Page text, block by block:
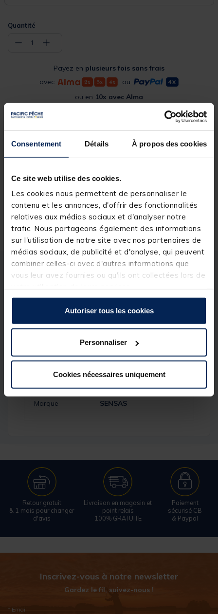
Consentement Détails À propos des cookies
Ce site web utilise des cookies.
Les cookies nous permettent de personnaliser le
contenu et les annonces, d'offrir des fonctionnalités
relatives aux médias sociaux et d'analyser notre
trafic. Nous partageons également des informations
sur l'utilisation de notre site avec nos partenaires de
médias sociaux, de publicité et d'analyse, qui peuvent
combiner celles-ci avec d'autres informations que
vous leur avez fournies ou qu'ils ont collectées lors de
Autoriser tous les cookies
Personnaliser
Cookies nécessaires uniquement
Quantité
− 1 +
Payez en plusieurs fois sans frais
avec
ou
ou en 10x avec Alma
Commander en ligne
Expédition sous 24 h
disponibilité en magasin
Livraison gratuite en point relais et magasin
Retour gratuit, 1 mois pour changer d’avis
Description Spécifications
Description & détails
Spécifications
Réf.
202864
Marque
SENSAS
Retour gratuit
& 1 mois pour changer
d'avis
Livraison en magasin et
point relais
100% GRATUITE
Paiement
sécurisé CB
& Paypal
Inscrivez-vous à notre newsletter
Gardez le fil, suivez-nous !
* Email